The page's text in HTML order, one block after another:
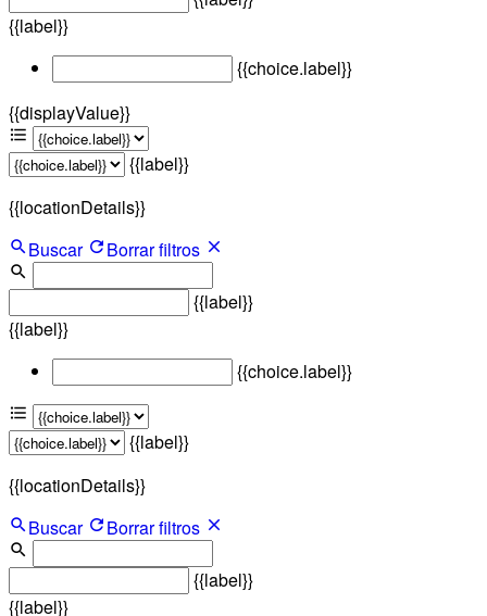
{{label}}
{{choice.label}}
{{displayValue}}
{{label}}
{{locationDetails}}
Buscar
Borrar filtros
{{label}}
{{label}}
{{choice.label}}
{{label}}
{{locationDetails}}
Buscar
Borrar filtros
{{label}}
{{label}}